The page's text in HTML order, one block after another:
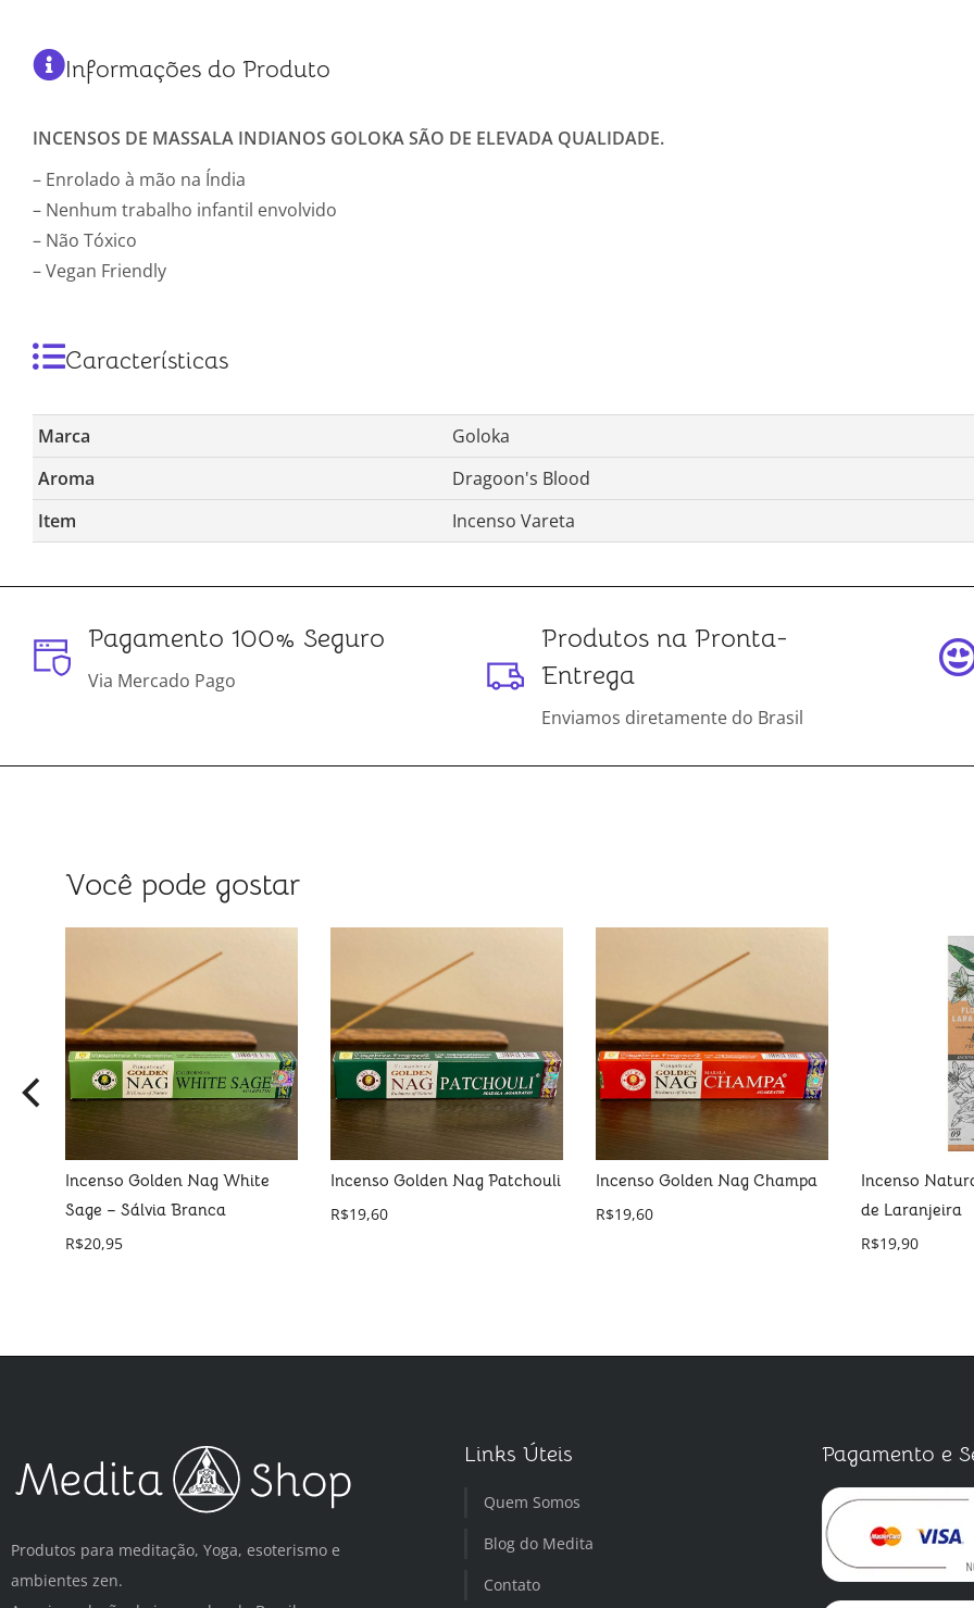
Informações do Produto
INCENSOS DE MASSALA INDIANOS GOLOKA SÃO DE ELEVADA QUALIDADE.
– Enrolado à mão na Índia
– Nenhum trabalho infantil envolvido
– Não Tóxico
– Vegan Friendly
Características
Marca
Goloka
Aroma
Dragoon's Blood
Item
Incenso Vareta
Pagamento 100% Seguro
Via Mercado Pago
Produtos na Pronta-
Entrega
Enviamos diretamente do Brasil
Você pode gostar
Incenso Golden Nag White
Sage – Sálvia Branca
R$20,95
Incenso Golden Nag Patchouli
R$19,60
Incenso Golden Nag Champa
R$19,60
Incenso
de Laranjeira
R$19,90
Produtos para meditação, Yoga, esoterismo e
ambientes zen.
Links Úteis
Quem Somos
Blog do Medita
Contato
Pagamento e